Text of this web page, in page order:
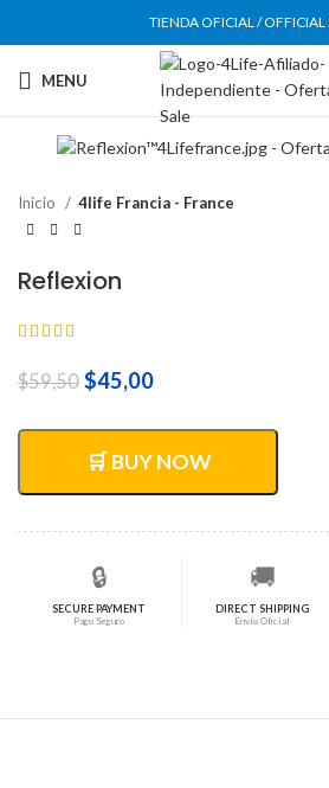
TIENDA OFICIAL / OFFICIAL
MENU
Inicio 4life Francia - France
Reflexion
$59,50 El
original
era:
$59,50.
$45,00El
actual
es:
$45,00.
🛒 BUY NOW
🔒
SECURE PAYMENT
Pago Seguro
🚚
DIRECT SHIPPING
Envío Oficial